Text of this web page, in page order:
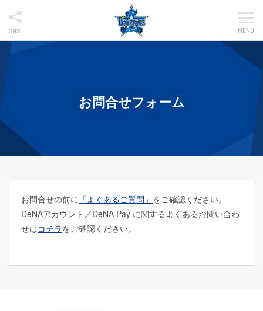
SNS MENU
お問合せフォーム
お問合せの前に 「よくあるご質問」 をご確認ください。
DeNAアカウント／DeNA Pay に関するよくあるお問い合わ
せはコチラをご確認ください。